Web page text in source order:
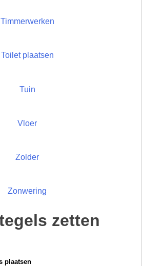
Timmerwerken
Toilet plaatsen
Tuin
Vloer
Zolder
Zonwering
zetten
plaatsen